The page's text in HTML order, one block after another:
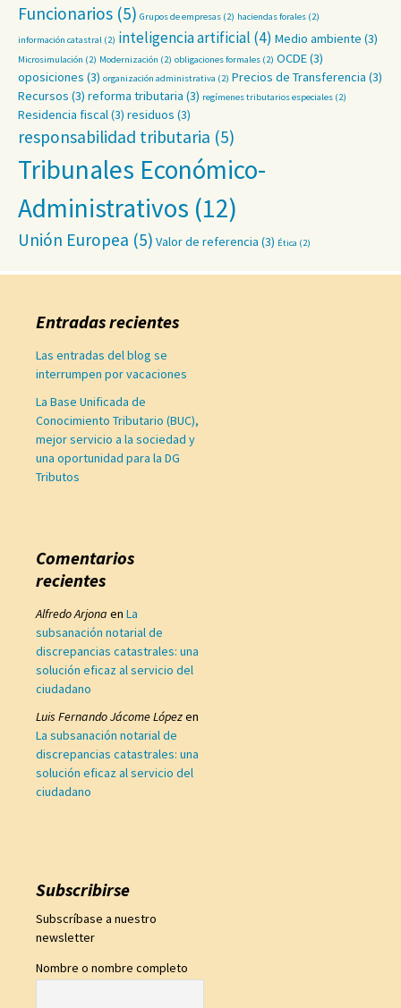
Funcionarios (5) Grupos de empresas (2) haciendas forales (2)
información catastral (2) inteligencia artificial (4) Medio ambiente (3)
Microsimulación (2) Modernización (2) obligaciones formales (2) OCDE(3)
oposiciones (3) organización administrativa (2) Precios de Transferencia (3)
Recursos (3) reforma tributaria (3) regímenes tributarios especiales (2)
Residencia fiscal(3) residuos (3)
responsabilidad tributaria (5)
Tribunales Económico-
Administrativos (12)
Unión Europea (5) Valor de referencia (3) Ética (2)
Entradas recientes
Las entradas del blog se
interrumpen por vacaciones
La Base Unificada de
Conocimiento Tributario (BUC),
mejor servicio a la sociedad y
una oportunidad para la DG
Tributos
Comentarios
recientes
Alfredo Arjona en La
subsanación notarial de
discrepancias catastrales: una
solución eficaz al servicio del
ciudadano
Luis Fernando Jácome Lópezen
La subsanación notarial de
discrepancias catastrales: una
solución eficaz al servicio del
ciudadano
Subscribirse
Subscríbase a nuestro
newsletter
Nombre o nombre completo